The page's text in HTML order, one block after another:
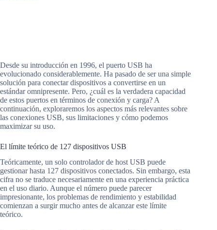
Desde su introducción en 1996, el puerto USB ha
evolucionado considerablemente. Ha pasado de ser una simple
solución para conectar dispositivos a convertirse en un
estándar omnipresente. Pero, ¿cuál es la verdadera capacidad
de estos puertos en términos de conexión y carga? A
continuación, exploraremos los aspectos más relevantes sobre
las conexiones USB, sus limitaciones y cómo podemos
maximizar su uso.
El límite teórico de 127 dispositivos USB
Teóricamente, un solo controlador de host USB puede
gestionar hasta 127 dispositivos conectados. Sin embargo, esta
cifra no se traduce necesariamente en una experiencia práctica
en el uso diario. Aunque el número puede parecer
impresionante, los problemas de rendimiento y estabilidad
comienzan a surgir mucho antes de alcanzar este límite
teórico.